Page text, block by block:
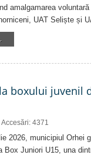
amalgamarea
UAT Seliște și
boxului juvenil
Accesări: 4371
2026, municipiul Orhei
Box Juniori U15, una